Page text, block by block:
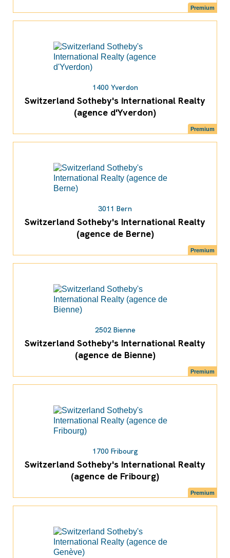
Premium
Premium
1400 Yverdon
Switzerland Sotheby's International Realty
(agence d'Yverdon)
Premium
3011 Bern
Switzerland Sotheby's International Realty
(agence de Berne)
Premium
2502 Bienne
Switzerland Sotheby's International Realty
(agence de Bienne)
Premium
1700 Fribourg
Switzerland Sotheby's International Realty
(agence de Fribourg)